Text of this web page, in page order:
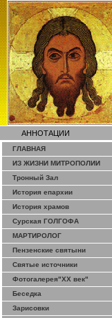
АННОТАЦИИ
ГЛАВНАЯ
ИЗ ЖИЗНИ МИТРОПОЛИИ
Тронный Зал
История епархии
История храмов
Сурская ГОЛГОФА
МАРТИРОЛОГ
Пензенские святыни
Святые источники
Фотогалерея"ХХ век"
Беседка
Зарисовки